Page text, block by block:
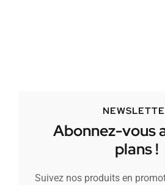
Abonnez-vous
plans !
Suivez nos produits en